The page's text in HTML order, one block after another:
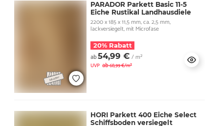
PARADOR Parkett Basic 11-5
Eiche Rustikal Landhausdiele
2200 x 185 x 11,5 mm, ca. 2,5 mm,
lackversiegelt, mit Microfase
20% Rabatt
ab54,99 € / m²
UVP ab68,99 €/m²
HORI Parkett 400 Eiche Select
Schiffsboden versiegelt